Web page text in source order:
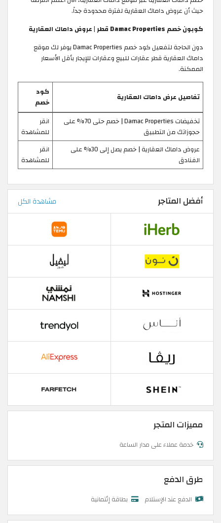
حيث أن عروض داماك العقارية لفترة محدودة جداً. ​
كوبون خصم Damac Properties قطر | عروض داماك العقارية
دون الحاجة لتفعيل كود خصم Damac Properties يوفر لك موقع
داماك العقارية قطر عقارات للبيع وعقارات للإيجار بأقل الأسعار
الممكنة.
تفاصيل عرض داماك العقارية
كود
خصم
تخفيضات Damac Properties | خصم حتى 70% على
حجوزاتك من التطبيق
انقر
للمشاهدة
عروض داماك العقارية | خصم يصل إلى 30% على
الفنادق
انقر
للمشاهدة
أفضل المتاجر مشاهدة الكل
مميزات المتجر
خدمة عملاء على مدار الساعة
طرق الدفع
الدفع عند الإستلام بطاقة إئتمانية